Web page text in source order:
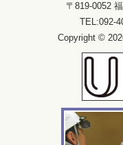
〒819-0052
TEL:092-
Copyright ©